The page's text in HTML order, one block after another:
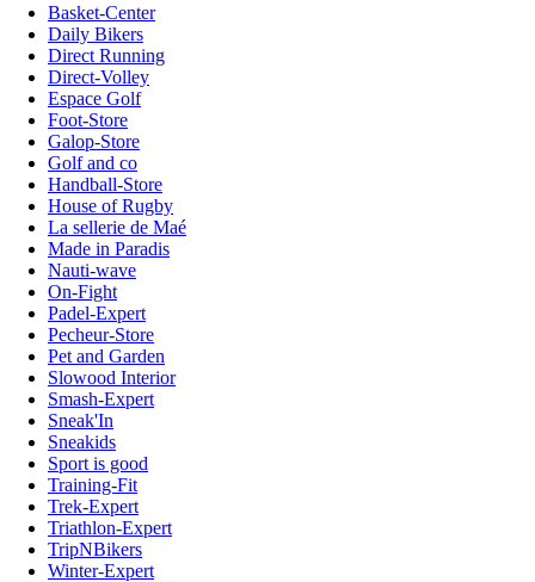
Basket-Center
Daily Bikers
Direct Running
Direct-Volley
Espace Golf
Foot-Store
Galop-Store
Golf and co
Handball-Store
House of Rugby
La sellerie de Maé
Made in Paradis
Nauti-wave
On-Fight
Padel-Expert
Pecheur-Store
Pet and Garden
Slowood Interior
Smash-Expert
Sneak'In
Sneakids
Sport is good
Training-Fit
Trek-Expert
Triathlon-Expert
TripNBikers
Winter-Expert